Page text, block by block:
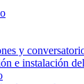
y
e instalación